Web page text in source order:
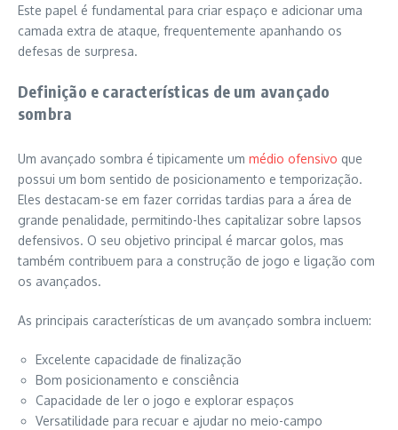
Este papel é fundamental para criar espaço e adicionar uma
camada extra de ataque, frequentemente apanhando os
defesas de surpresa.
Definição e características de um avançado
sombra
Um avançado sombra é tipicamente um médio ofensivo que
possui um bom sentido de posicionamento e temporização.
Eles destacam-se em fazer corridas tardias para a área de
grande penalidade, permitindo-lhes capitalizar sobre lapsos
defensivos. O seu objetivo principal é marcar golos, mas
também contribuem para a construção de jogo e ligação com
os avançados.
As principais características de um avançado sombra incluem:
Excelente capacidade de finalização
Bom posicionamento e consciência
Capacidade de ler o jogo e explorar espaços
Versatilidade para recuar e ajudar no meio-campo